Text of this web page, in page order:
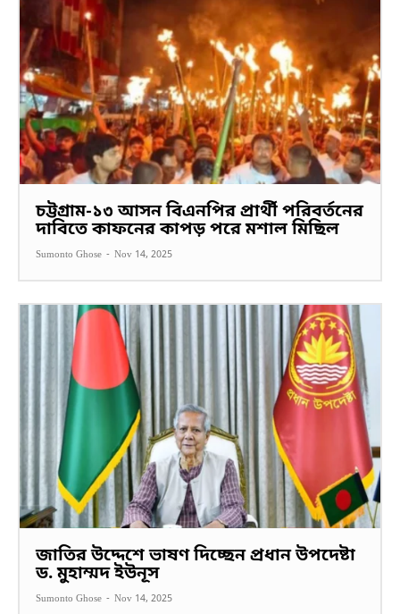
চট্টগ্রাম-১৩ আসন বিএনপির প্রার্থী পরিবর্তনের
দাবিতে কাফনের কাপড় পরে মশাল মিছিল
Sumonto Ghose - Nov 14, 2025
জাতির উদ্দেশে ভাষণ দিচ্ছেন প্রধান উপদেষ্টা
ড. মুহাম্মদ ইউনূস
Sumonto Ghose - Nov 14, 2025